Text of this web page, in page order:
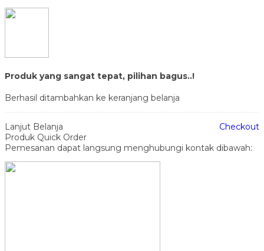
Produk yang sangat tepat, pilihan bagus..!
Berhasil ditambahkan ke keranjang belanja
Lanjut Belanja
Checkout
Produk Quick Order
Pemesanan dapat langsung menghubungi kontak dibawah: